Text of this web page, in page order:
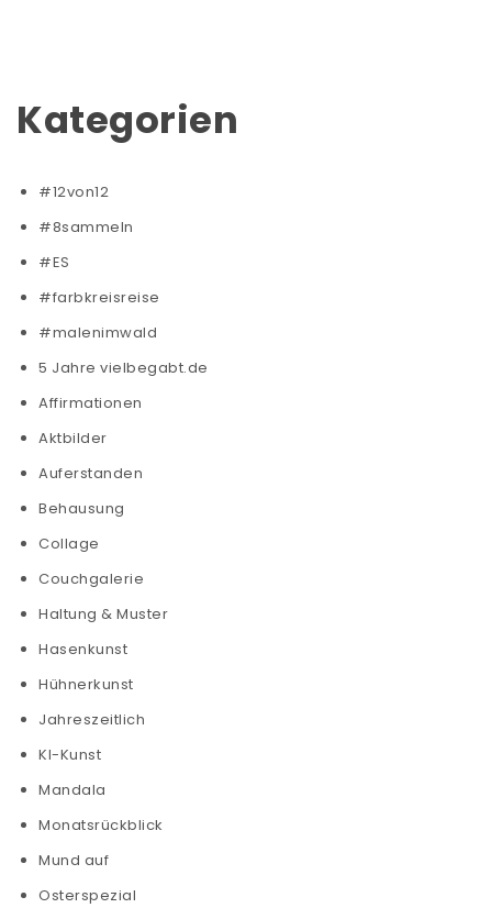
Kategorien
#12von12
#8sammeln
#ES
#farbkreisreise
#malenimwald
5 Jahre vielbegabt.de
Affirmationen
Aktbilder
Auferstanden
Behausung
Collage
Couchgalerie
Haltung & Muster
Hasenkunst
Hühnerkunst
Jahreszeitlich
KI-Kunst
Mandala
Monatsrückblick
Mund auf
Osterspezial